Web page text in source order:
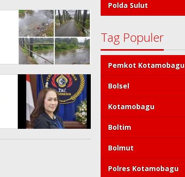
Polda Sulut
Tag Populer
Pemkot Kotamobagu
Bolsel
Kotamobagu
Boltim
Bolmut
Polres Kotamobagu